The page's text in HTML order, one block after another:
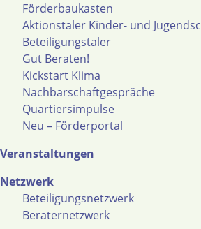
Förderbaukasten
Aktionstaler Kinder- und
Beteiligungstaler
Gut Beraten!
Kickstart Klima
Nachbarschaftgespräche
Quartiersimpulse
Neu – Förderportal
Veranstaltungen
Netzwerk
Beteiligungsnetzwerk
Beraternetzwerk